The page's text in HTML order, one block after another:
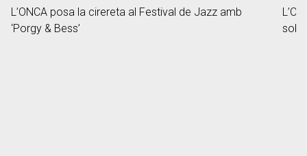
L’ONCA posa la cirereta al Festival de Jazz amb
‘Porgy & Bess’